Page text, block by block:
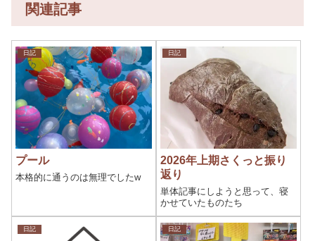
関連記事
日記
プール
本格的に通うのは無理でしたw
日記
2026年上期さくっと振り
返り
単体記事にしようと思って、寝
かせていたものたち
日記 日記